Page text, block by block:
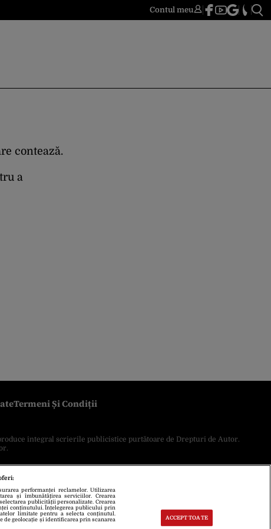
Contul meu
contează.
a
Termeni Și Condiții
integral scrierile publicistice purtătoare de Drepturi de Autor.